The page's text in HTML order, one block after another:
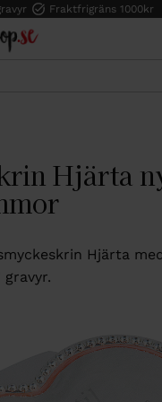
Fraktfrigräns 1000kr
Hjärta
Hjärta